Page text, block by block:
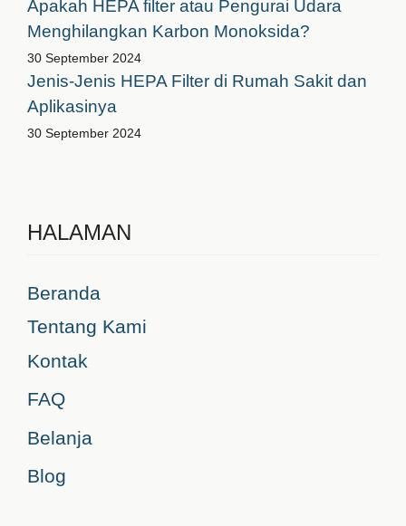
Apakah HEPA filter atau Pengurai Udara
Menghilangkan Karbon Monoksida?
30 September 2024
Jenis-Jenis HEPA Filter di Rumah Sakit dan
Aplikasinya
30 September 2024
HALAMAN
Beranda
Tentang Kami
Kontak
FAQ
Belanja
Blog